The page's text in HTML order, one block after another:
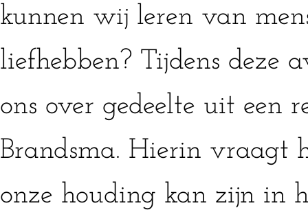
kunnen wij leren van
liefhebben? Tijdens deze
ons over gedeelte uit een
Brandsma. Hierin vraagt
onze houding kan zijn in